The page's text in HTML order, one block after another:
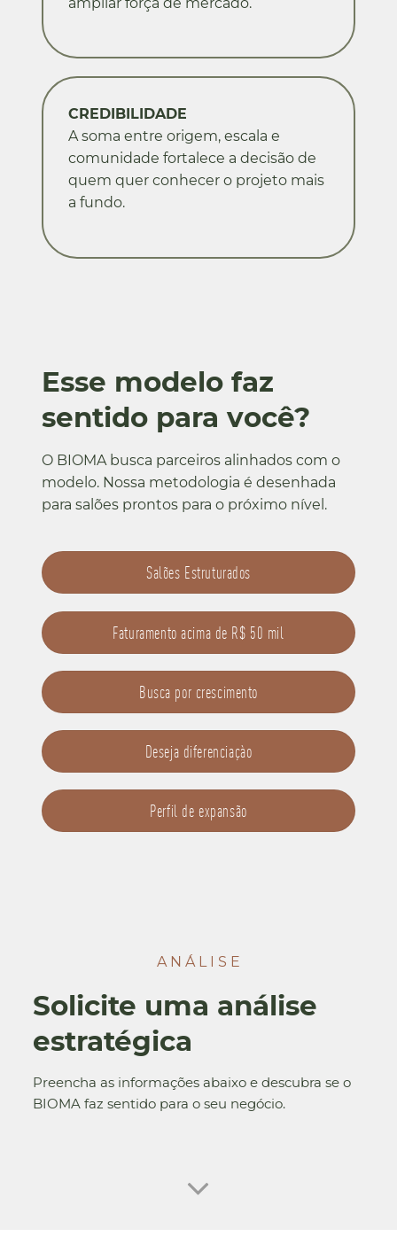
CREDIBILIDADE
A soma entre origem, escala e
comunidade fortalece a decisão de
quem quer conhecer o projeto mais
a fundo.
Esse modelo faz
sentido para você?
O BIOMA busca parceiros alinhados com o
modelo. Nossa metodologia é desenhada
para salões prontos para o próximo nível.
Salões Estruturados
Faturamento acima de R$ 50 mil
Busca por crescimento
Deseja diferenciaçào
Perfil de expansão
A N Á L I S E
Solicite uma análise
estratégica
Preencha as informações abaixo e descubra se o
BIOMA faz sentido para o seu negócio.